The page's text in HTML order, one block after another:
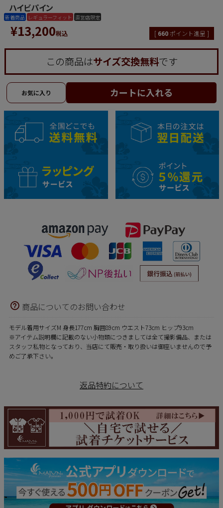
ハイビパイン
新着商品 レギュラーフィット 直営店限定
¥13,200税込 [ 660 ポイント進呈 ]
この商品はサイズ交換無料です
カートに入れる
商品についてのお問い合わせ
モデル着用サイズM 身長177cm 胸囲89cm ウエスト73cm ヒップ93cm
※アイテム説明欄に記載のない小物類につきましては全て撮影備品、または
スタッフ私物となっており、当店にて販売・取り扱いは御座いませんので予
めご了承下さい。
返品特約について